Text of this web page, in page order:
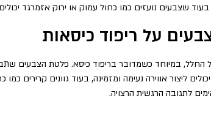
שצבעים נועזים כמו כחול עמוק או ירוק אזמרגד
על ריפוד כיסאות
במיוחד כשמדובר בריפוד כיסא. פלטת הצבעים
ליצור אווירה נעימה ומזמינה, בעוד גוונים קרירים
לתגובה הרגשית הרצויה.